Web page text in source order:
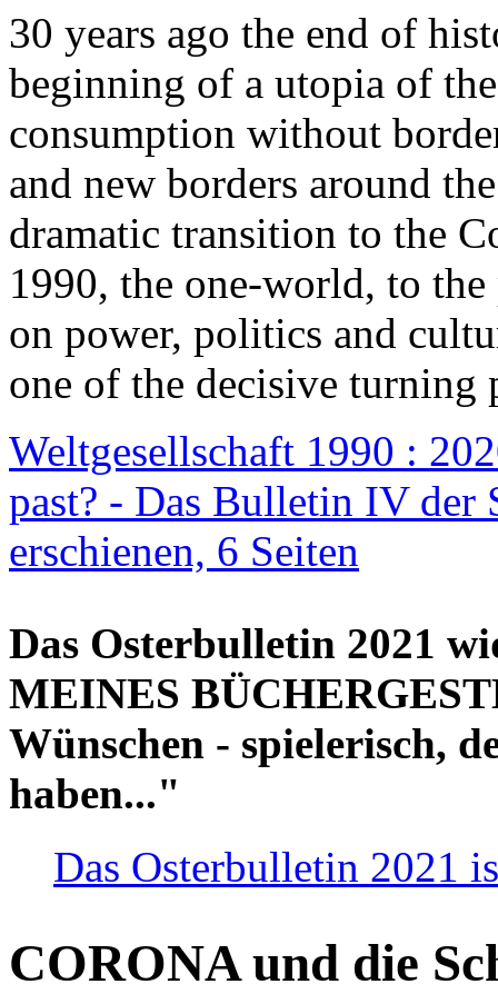
30 years ago the end of
beginning of a utopia of
consumption without
and new borders around
dramatic transition to the
1990, the one-world, to the
on power, politics and
one of the decisive turning
Weltgesellschaft 1990 :
past? - Das Bulletin IV der
erschienen, 6 Seiten
Das Osterbulletin 2021
MEINES
Wünschen - spielerisch,
haben..."
Das Osterbulletin 2021
CORONA und die